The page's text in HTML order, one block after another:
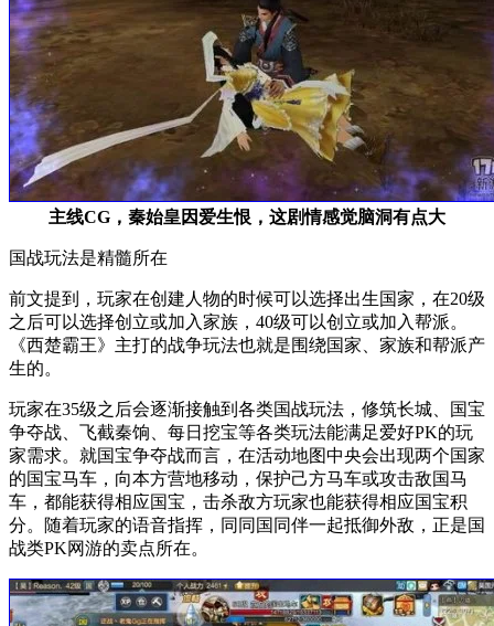
主线CG，秦始皇因爱生恨，这剧情感觉脑洞有点大
国战玩法是精髓所在
前文提到，玩家在创建人物的时候可以选择出生国家，在20级
之后可以选择创立或加入家族，40级可以创立或加入帮派。
《西楚霸王》主打的战争玩法也就是围绕国家、家族和帮派产
生的。
玩家在35级之后会逐渐接触到各类国战玩法，修筑长城、国宝
争夺战、飞截秦饷、每日挖宝等各类玩法能满足爱好PK的玩
家需求。就国宝争夺战而言，在活动地图中央会出现两个国家
的国宝马车，向本方营地移动，保护己方马车或攻击敌国马
车，都能获得相应国宝，击杀敌方玩家也能获得相应国宝积
分。随着玩家的语音指挥，同同国同伴一起抵御外敌，正是国
战类PK网游的卖点所在。